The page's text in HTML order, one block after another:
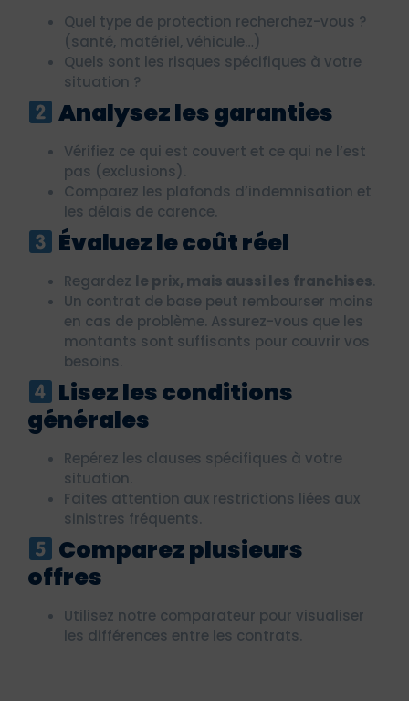
Quel type de protection recherchez-vous ?
(santé, matériel, véhicule…)
Quels sont les risques spécifiques à votre
situation ?
Analysez les garanties
Vérifiez ce qui est couvert et ce qui ne l’est
pas (exclusions).
Comparez les plafonds d’indemnisation et
les délais de carence.
Évaluez le coût réel
Regardez le prix, mais aussi les franchises.
Un contrat de base peut rembourser moins
en cas de problème. Assurez-vous que les
montants sont suffisants pour couvrir vos
besoins.
Lisez les conditions
générales
Repérez les clauses spécifiques à votre
situation.
Faites attention aux restrictions liées aux
sinistres fréquents.
Comparez plusieurs
offres
Utilisez notre comparateur pour visualiser
les différences entre les contrats.